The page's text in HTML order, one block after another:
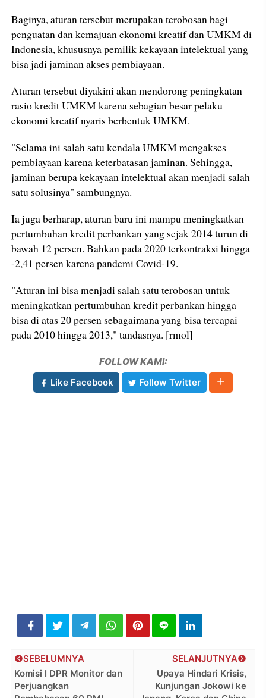
Baginya, aturan tersebut merupakan terobosan bagi
penguatan dan kemajuan ekonomi kreatif dan UMKM di
Indonesia, khususnya pemilik kekayaan intelektual yang
bisa jadi jaminan akses pembiayaan.
Aturan tersebut diyakini akan mendorong peningkatan
rasio kredit UMKM karena sebagian besar pelaku
ekonomi kreatif nyaris berbentuk UMKM.
"Selama ini salah satu kendala UMKM mengakses
pembiayaan karena keterbatasan jaminan. Sehingga,
jaminan berupa kekayaan intelektual akan menjadi salah
satu solusinya" sambungnya.
Ia juga berharap, aturan baru ini mampu meningkatkan
pertumbuhan kredit perbankan yang sejak 2014 turun di
bawah 12 persen. Bahkan pada 2020 terkontraksi hingga
-2,41 persen karena pandemi Covid-19.
"Aturan ini bisa menjadi salah satu terobosan untuk
meningkatkan pertumbuhan kredit perbankan hingga
bisa di atas 20 persen sebagaimana yang bisa tercapai
pada 2010 hingga 2013," tandasnya. [rmol]
FOLLOW KAMI:
Like Facebook
Follow Twitter
SELANJUTNYA
Upaya Hindari Krisis,
Kunjungan Jokowi ke
SEBELUMNYA
Komisi I DPR Monitor dan
Perjuangkan